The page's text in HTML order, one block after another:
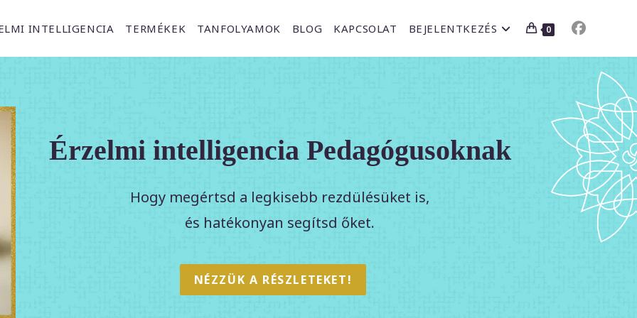
INTELLIGENCIA TERMÉKEK TANFOLYAMOK BLOG KAPCSOLAT BEJELENTKEZÉS 0
Érzelmi intelligencia Pedagógusoknak
Hogy megértsd a legkisebb rezdülésüket is,
és hatékonyan segítsd őket.
NÉZZÜK A RÉSZLETEKET!